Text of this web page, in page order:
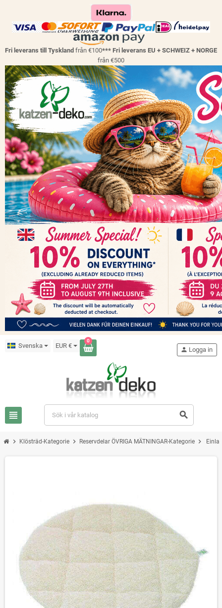
Fri leverans till Tyskland från €100*** Fri leverans EU + SCHWEIZ + NORGE
från €500
Svenska EUR €
0
view_headline search
person Logga in
chevron_right Klösträd-Kategorie chevron_right Reservdelar ÖVRIGA MÄTNINGAR-Kategorie chevron_right